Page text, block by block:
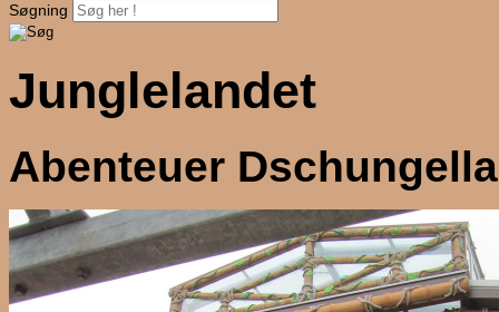
Søgning
Junglelandet
Abenteuer